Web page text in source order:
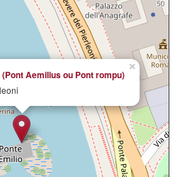
×
Aemilius ou Pont rompu)